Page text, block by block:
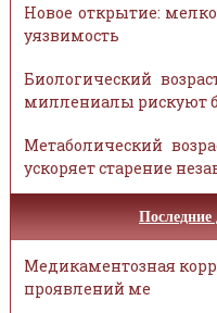
Новое открытие:
уязвимость
Биологический
миллениалы рискуют
Метаболический
ускоряет старение
Последние
Медикаментозная
проявлений ме